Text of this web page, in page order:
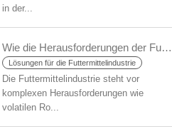
in der...
Wie die Herausforderungen der Futtermittelindustrie mit YemYap vereinfacht werden können
Lösungen für die Futtermittelindustrie
Die Futtermittelindustrie steht vor
komplexen Herausforderungen wie
volatilen Ro...